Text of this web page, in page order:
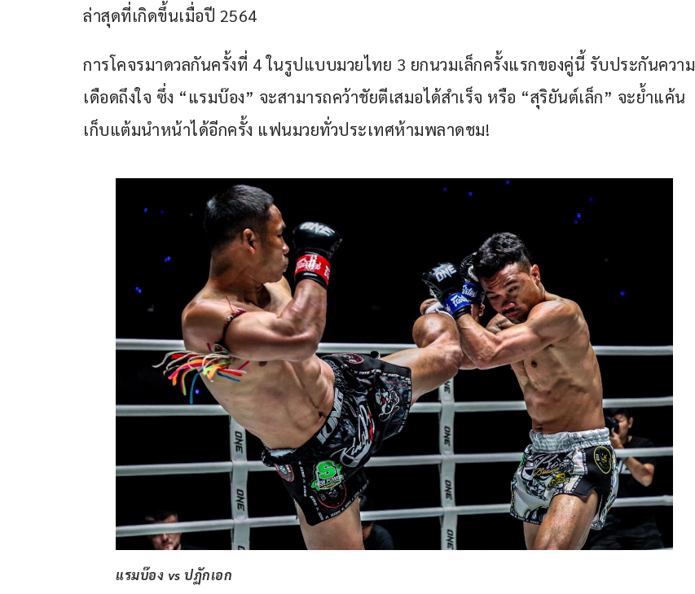
ล่าสุดที่เกิดขึ้นเมื่อปี 2564
การโคจรมาดวลกันครั้งที่ 4 ในรูปแบบมวยไทย 3 ยกนวมเล็กครั้งแรกของคู่นี้ รับประกันความ
เดือดถึงใจ ซึ่ง “แรมบ๊อง” จะสามารถคว้าชัยตีเสมอได้สำเร็จ หรือ “สุริยันต์เล็ก” จะย้ำแค้น
เก็บแต้มนำหน้าได้อีกครั้ง แฟนมวยทั่วประเทศห้ามพลาดชม!
แรมบ๊อง vs ปฏักเอก